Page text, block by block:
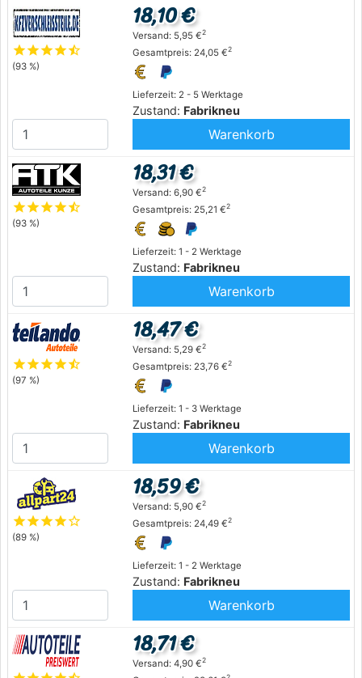
starstarstarstarstar_half
(93 %)
Lieferzeit: 2 - 5 Werktage
Zustand: Fabrikneu
18,10 €
Versand: 5,95 €2
Gesamtpreis: 24,05 €2
Warenkorb
starstarstarstarstar_half
(93 %)
Lieferzeit: 1 - 2 Werktage
Zustand: Fabrikneu
18,31 €
Versand: 6,90 €2
Gesamtpreis: 25,21 €2
Warenkorb
starstarstarstarstar_half
(97 %)
Lieferzeit: 1 - 3 Werktage
Zustand: Fabrikneu
18,47 €
Versand: 5,29 €2
Gesamtpreis: 23,76 €2
Warenkorb
starstarstarstarstar_outline
(89 %)
Lieferzeit: 1 - 2 Werktage
Zustand: Fabrikneu
18,59 €
Versand: 5,90 €2
Gesamtpreis: 24,49 €2
Warenkorb
18,71 €
Versand: 4,90 €2